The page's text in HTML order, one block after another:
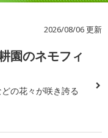
2026/08/06 更新
園のネモフィ
の花々が咲き誇る